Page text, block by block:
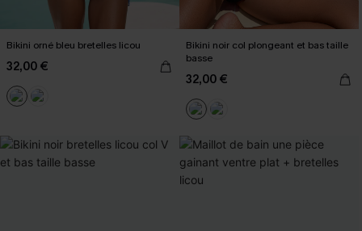
Bikini orné bleu bretelles licou
32,00 €
Bikini noir col plongeant et bas taille
basse
32,00 €